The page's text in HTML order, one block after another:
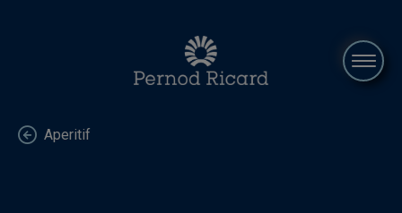
Hem
Aperitif